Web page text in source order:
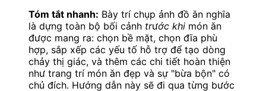
Tóm tắt nhanh: Bày trí chụp ảnh đồ ăn nghĩa
là dựng toàn bộ bối cảnh trước khi món ăn
được mang ra: chọn bề mặt, chọn đĩa phù
hợp, sắp xếp các yếu tố hỗ trợ để tạo dòng
chảy thị giác, và thêm các chi tiết hoàn thiện
như trang trí món ăn đẹp và sự "bừa bộn" có
chủ đích. Hướng dẫn này sẽ đi qua từng bước